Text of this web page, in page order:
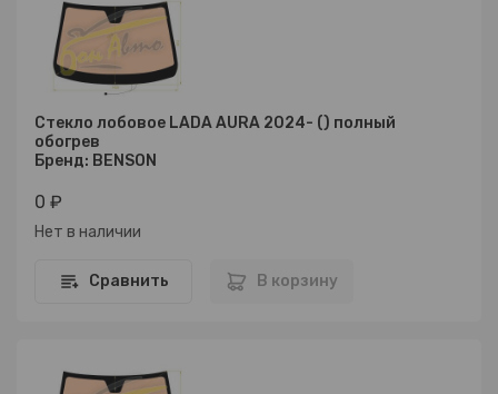
Стекло лобовое LADA AURA 2024- () полный
обогрев
Бренд: BENSON
0 ₽
Нет в наличии
Сравнить В корзину